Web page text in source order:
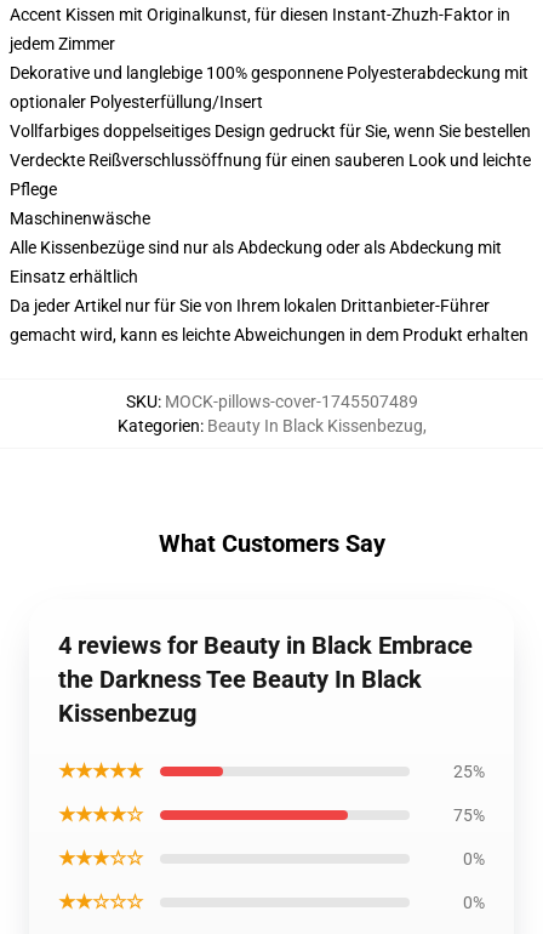
Accent Kissen mit Originalkunst, für diesen Instant-Zhuzh-Faktor in
jedem Zimmer
Dekorative und langlebige 100% gesponnene Polyesterabdeckung mit
optionaler Polyesterfüllung/Insert
Vollfarbiges doppelseitiges Design gedruckt für Sie, wenn Sie bestellen
Verdeckte Reißverschlussöffnung für einen sauberen Look und leichte
Pflege
Maschinenwäsche
Alle Kissenbezüge sind nur als Abdeckung oder als Abdeckung mit
Einsatz erhältlich
Da jeder Artikel nur für Sie von Ihrem lokalen Drittanbieter-Führer
gemacht wird, kann es leichte Abweichungen in dem Produkt erhalten
SKU: MOCK-pillows-cover-1745507489
Kategorien: Beauty In Black Kissenbezug,
What Customers Say
4 reviews for Beauty in Black Embrace
the Darkness Tee Beauty In Black
Kissenbezug
★★★★★ 25%
★★★★☆ 75%
★★★☆☆ 0%
★★☆☆☆ 0%